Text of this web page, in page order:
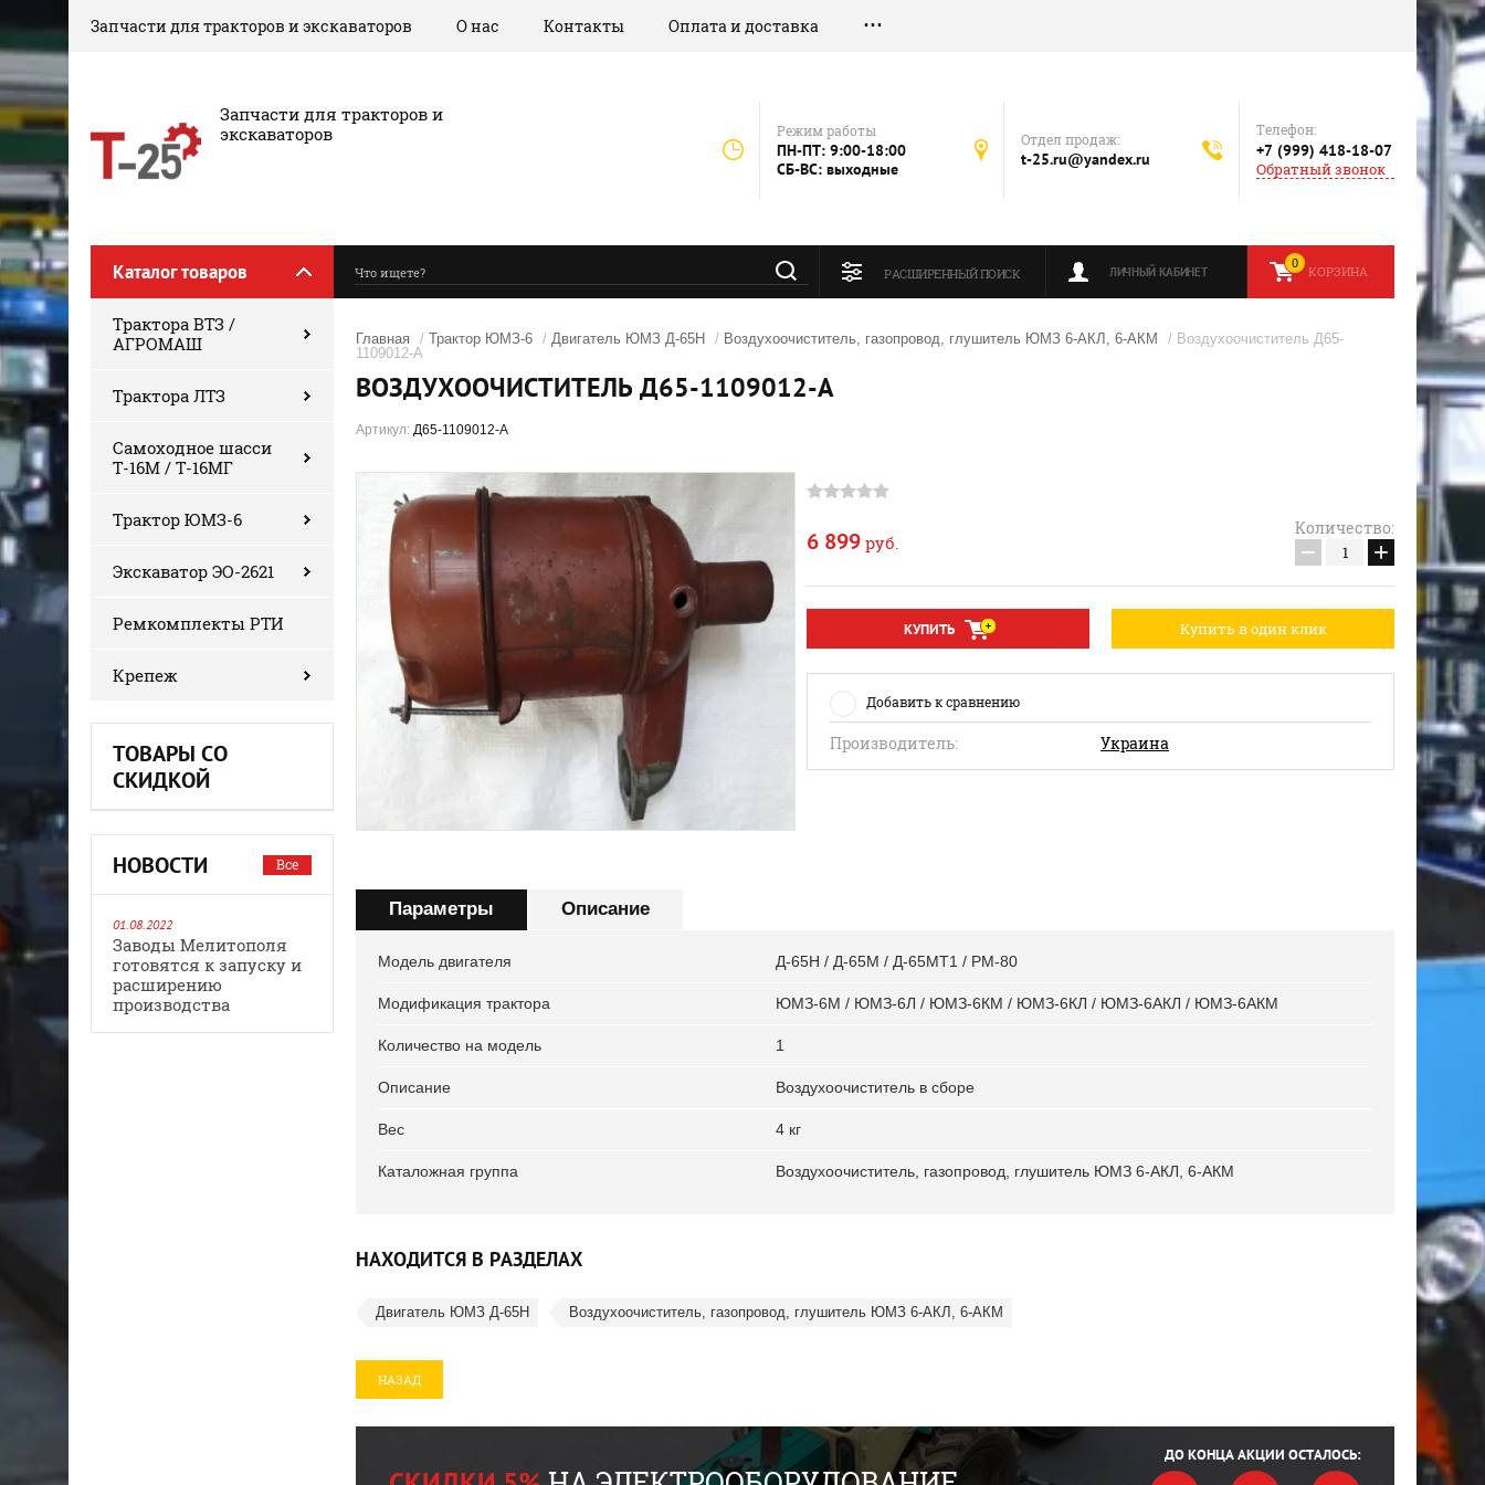
Запчасти для тракторов и экскаваторов О нас Контакты Оплата и доставка
‎Запчасти для тракторов и
экскаваторов
Режим работы
ПН-ПТ: 9:00-18:00
СБ-ВС: выходные
Отдел продаж:
t-25.ru@yandex.ru
Телефон:
+7 (999) 418-18-07
Обратный звонок
Каталог товаров КОРЗИНА
0
ЛИЧНЫЙ КАБИНЕТ
РАСШИРЕННЫЙ ПОИСК
Трактора ВТЗ /
АГРОМАШ
Трактора ЛТЗ
Самоходное шасси
Т-16М / Т-16МГ
Трактор ЮМЗ-6
Экскаватор ЭО-2621
Ремкомплекты РТИ
Крепеж
ТОВАРЫ СО
СКИДКОЙ
НОВОСТИ Все
01.08.2022
Заводы Мелитополя
готовятся к запуску и
расширению
производства
Главная / Трактор ЮМЗ-6 / Двигатель ЮМЗ Д-65Н / Воздухоочиститель, газопровод, глушитель ЮМЗ 6-АКЛ, 6-АКМ
/ Воздухоочиститель Д65-
1109012-А
ВОЗДУХООЧИСТИТЕЛЬ Д65-1109012-А
Артикул: Д65-1109012-А
6 899 руб.
Количество:
− +
КУПИТЬ Купить в один клик
Добавить к сравнению
Производитель: Украина
Параметры Описание
Модель двигателя Д-65Н / Д-65М / Д-65МТ1 / РМ-80
Модификация трактора ЮМЗ-6М / ЮМЗ-6Л / ЮМЗ-6КМ / ЮМЗ-6КЛ / ЮМЗ-6АКЛ / ЮМЗ-6АКМ
Количество на модель 1
Описание Воздухоочиститель в сборе
Вес 4 кг
Каталожная группа Воздухоочиститель, газопровод, глушитель ЮМЗ 6-АКЛ, 6-АКМ
НАХОДИТСЯ В РАЗДЕЛАХ
Двигатель ЮМЗ Д-65Н Воздухоочиститель, газопровод, глушитель ЮМЗ 6-АКЛ, 6-АКМ
НАЗАД
ДО КОНЦА АКЦИИ ОСТАЛОСЬ: